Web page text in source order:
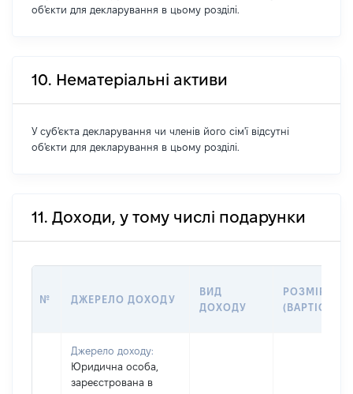
об'єкти для декларування в цьому розділі.
10. Нематеріальні активи
У суб'єкта декларування чи членів його сім'ї відсутні
об'єкти для декларування в цьому розділі.
11. Доходи, у тому числі подарунки
№ ДЖЕРЕЛО ДОХОДУ
ВИД
ДОХОДУ
РОЗМІР
(ВАРТІСТЬ)
Джерело доходу:
Юридична особа,
зареєстрована в